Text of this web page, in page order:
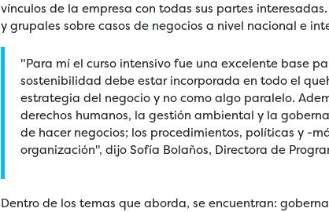
vínculos de la empresa con todas sus partes
y grupales sobre casos de negocios a nivel nacional e
"Para mí el curso intensivo fue una excelente base
sostenibilidad debe estar incorporada en todo el
estrategia del negocio y no como algo paralelo.
derechos humanos, la gestión ambiental y la
de hacer negocios; los procedimientos, políticas y -
organización", dijo Sofía Bolaños, Directora de
Dentro de los temas que aborda, se encuentran: